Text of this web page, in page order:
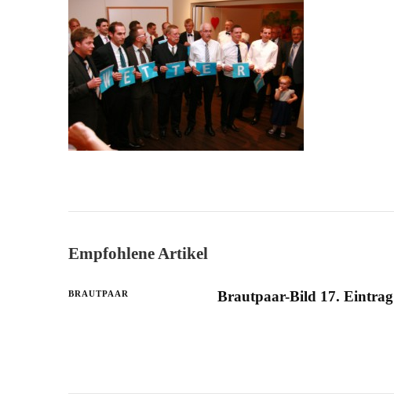
Empfohlene Artikel
BRAUTPAAR Brautpaar-Bild 17. Eintrag